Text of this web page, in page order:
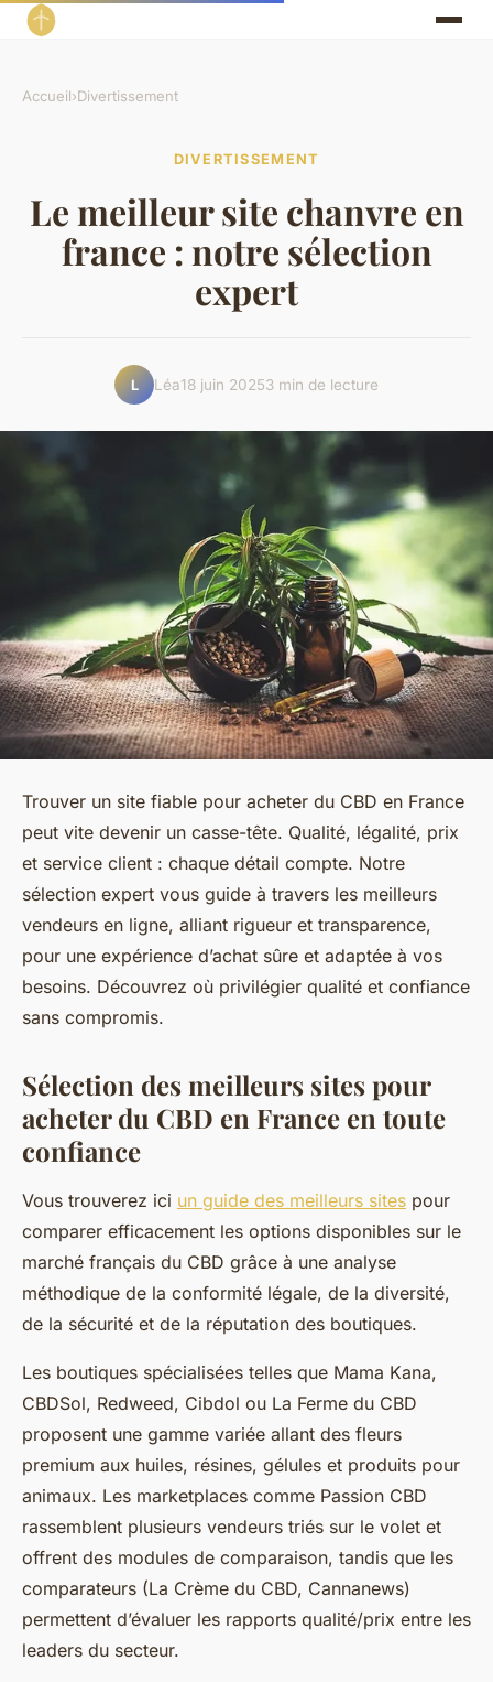
Accueil›Divertissement
DIVERTISSEMENT
Le meilleur site chanvre en
france : notre sélection
expert
L Léa18 juin 20253 min de lecture
Trouver un site fiable pour acheter du CBD en France
peut vite devenir un casse-tête. Qualité, légalité, prix
et service client : chaque détail compte. Notre
sélection expert vous guide à travers les meilleurs
vendeurs en ligne, alliant rigueur et transparence,
pour une expérience d’achat sûre et adaptée à vos
besoins. Découvrez où privilégier qualité et confiance
sans compromis.
Sélection des meilleurs sites pour
acheter du CBD en France en toute
confiance
Vous trouverez ici un guide des meilleurs sites pour
comparer efficacement les options disponibles sur le
marché français du CBD grâce à une analyse
méthodique de la conformité légale, de la diversité,
de la sécurité et de la réputation des boutiques.
Les boutiques spécialisées telles que Mama Kana,
CBDSol, Redweed, Cibdol ou La Ferme du CBD
proposent une gamme variée allant des fleurs
premium aux huiles, résines, gélules et produits pour
animaux. Les marketplaces comme Passion CBD
rassemblent plusieurs vendeurs triés sur le volet et
offrent des modules de comparaison, tandis que les
comparateurs (La Crème du CBD, Cannanews)
permettent d’évaluer les rapports qualité/prix entre les
leaders du secteur.